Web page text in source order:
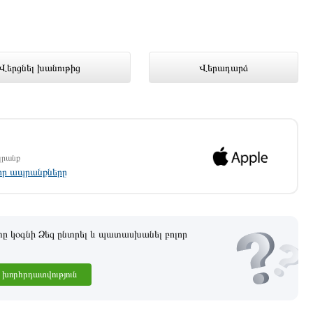
խանութից Վերադարձ
A ներկայացված է Technomix
ապրանքները
կօգնի Ձեզ ընտրել և պատասխանել բոլոր